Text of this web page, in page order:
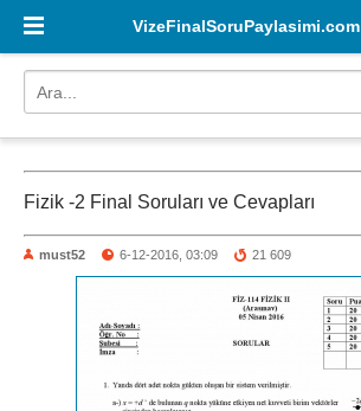
VizeFinalSoruPaylasimi.com
Fizik -2 Final Soruları ve Cevapları
must52 6-12-2016, 03:09 21 609